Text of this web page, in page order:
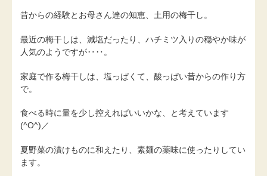
昔からの経験とお母さん達の知恵、土用の梅干し。
最近の梅干しは、減塩だったり、ハチミツ入りの穏やか味が
人気のようですが‥‥。
家庭で作る梅干しは、塩っぱくて、酸っぱい昔からの作り方
で。
食べる時に量を少し控えればいいかな、と考えています
(^O^)／
夏野菜の漬けものに和えたり、素麺の薬味に使ったりしてい
ます。